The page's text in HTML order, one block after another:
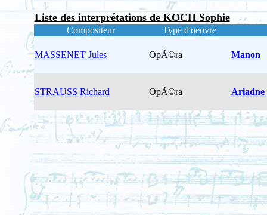
Liste des interprétations de KOCH Sophie
Compositeur Type d'oeuvre
MASSENET Jules OpÃ©ra Manon
STRAUSS Richard OpÃ©ra Ariadne